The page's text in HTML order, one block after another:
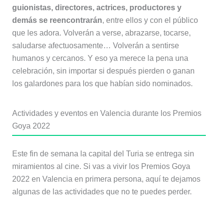
guionistas, directores, actrices, productores y
demás se reencontrarán, entre ellos y con el público
que les adora. Volverán a verse, abrazarse, tocarse,
saludarse afectuosamente… Volverán a sentirse
humanos y cercanos. Y eso ya merece la pena una
celebración, sin importar si después pierden o ganan
los galardones para los que habían sido nominados.
Actividades y eventos en Valencia durante los Premios
Goya 2022
Este fin de semana la capital del Turia se entrega sin
miramientos al cine. Si vas a vivir los Premios Goya
2022 en Valencia en primera persona, aquí te dejamos
algunas de las actividades que no te puedes perder.